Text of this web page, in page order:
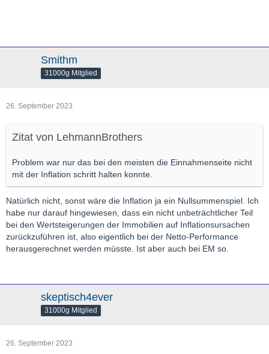
Smithm
31000g Mitglied
26. September 2023
Zitat von LehmannBrothers
Problem war nur das bei den meisten die Einnahmenseite nicht
mit der Inflation schritt halten konnte.
Natürlich nicht, sonst wäre die Inflation ja ein Nullsummenspiel. Ich
habe nur darauf hingewiesen, dass ein nicht unbeträchtlicher Teil
bei den Wertsteigerungen der Immobilien auf Inflationsursachen
zurückzuführen ist, also eigentlich bei der Netto-Performance
herausgerechnet werden müsste. Ist aber auch bei EM so.
skeptisch4ever
31000g Mitglied
26. September 2023